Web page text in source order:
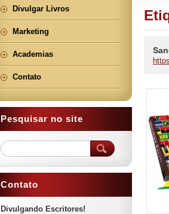
Divulgar Livros
Marketing
Academias
Contato
Pesquisar no site
Contato
Divulgando Escritores!